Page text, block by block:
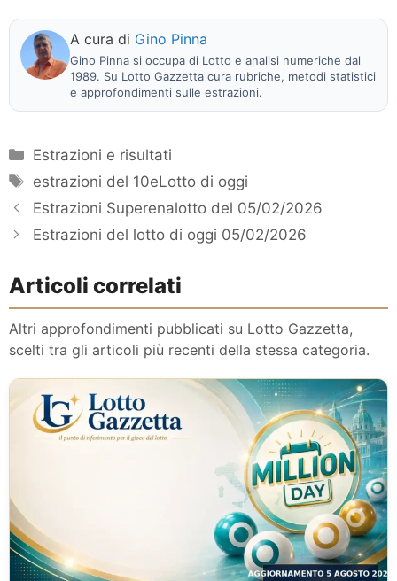
A cura di Gino Pinna
Gino Pinna si occupa di Lotto e analisi numeriche dal
1989. Su Lotto Gazzetta cura rubriche, metodi statistici
e approfondimenti sulle estrazioni.
Categorie
Estrazioni e risultati
Tag
estrazioni del 10eLotto di oggi
Estrazioni Superenalotto del 05/02/2026
Estrazioni del lotto di oggi 05/02/2026
Articoli correlati
Altri approfondimenti pubblicati su Lotto Gazzetta,
scelti tra gli articoli più recenti della stessa categoria.